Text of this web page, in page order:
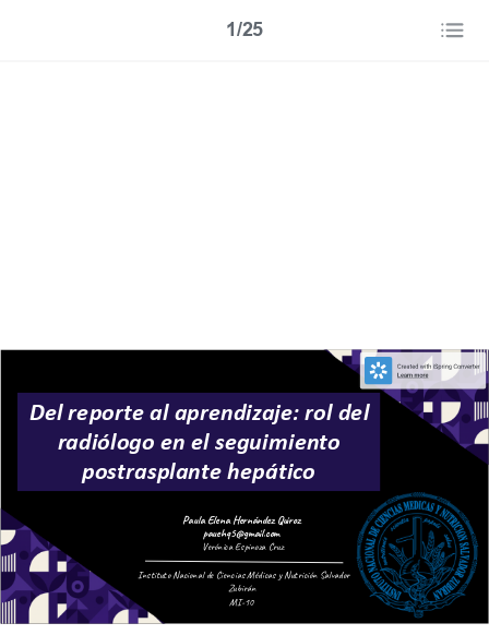
Del reporte al aprendizaje: rol del
radiólogo en el seguimiento
postrasplante hepático
Paula Elena Hernández Quiroz
pauehq5@gmail.com
Verónica Espinoza Cruz
Instituto Nacional de Ciencias Médicas y Nutrición Salvador
Zubirán
MI-10
1/25